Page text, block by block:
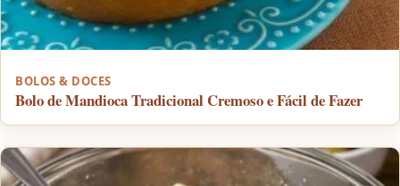
BOLOS & DOCES
Bolo de Mandioca Tradicional Cremoso e Fácil de Fazer